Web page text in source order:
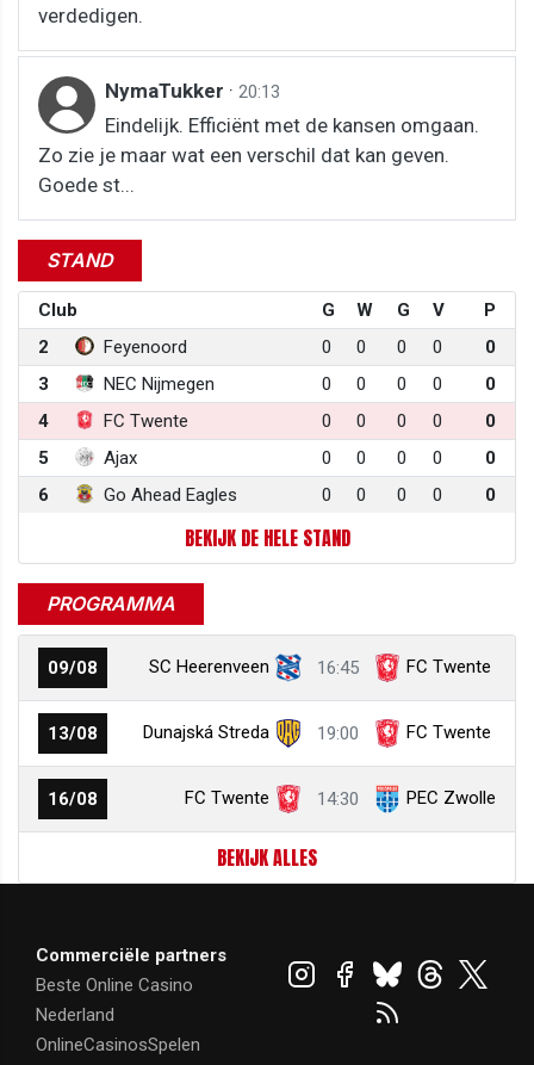
verdedigen.
NymaTukker · 20:13
Eindelijk. Efficiënt met de kansen omgaan.
Zo zie je maar wat een verschil dat kan geven.
Goede st...
STAND
Club G W G V
P
2
Feyenoord 0 0 0 0
0
3
NEC Nijmegen 0 0 0 0
0
4
FC Twente 0 0 0 0
0
5
Ajax 0 0 0 0
0
6
Go Ahead Eagles 0 0 0 0 0
BEKIJK DE HELE STAND
PROGRAMMA
09/08 SC Heerenveen 16:45 FC Twente
13/08 Dunajská Streda 19:00 FC Twente
16/08 FC Twente 14:30 PEC Zwolle
BEKIJK ALLES
Commerciële partners
Beste Online Casino
Nederland
OnlineCasinosSpelen